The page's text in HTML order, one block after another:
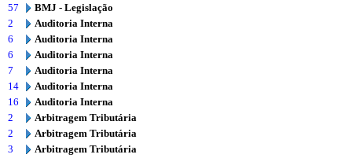
57
BMJ - Legislação
2
Auditoria Interna
6
Auditoria Interna
6
Auditoria Interna
7
Auditoria Interna
14
Auditoria Interna
16
Auditoria Interna
2
Arbitragem Tributária
2
Arbitragem Tributária
3
Arbitragem Tributária